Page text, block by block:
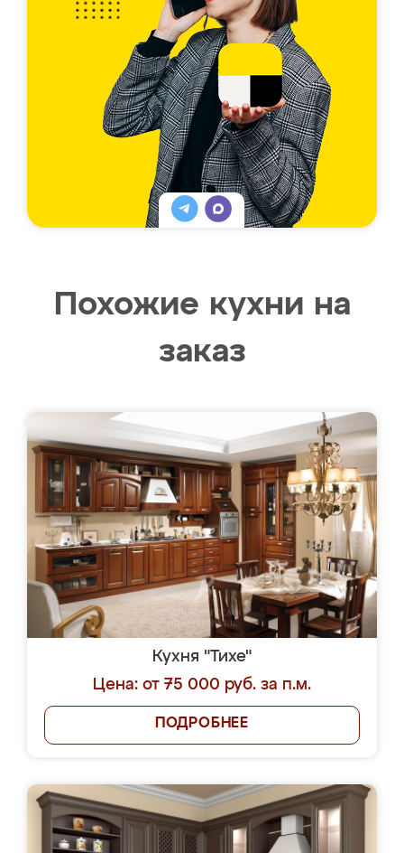
Похожие кухни на
заказ
Кухня "Тихе"
Цена: от 75 000 руб. за п.м.
ПОДРОБНЕЕ